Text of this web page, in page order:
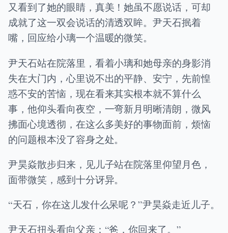
又看到了她的眼睛，真美！她虽不愿说话，可却
成就了这一双会说话的清透双眸。尹天石抿着
嘴，回应给小璃一个温暖的微笑。
尹天石站在院落里，看着小璃和她母亲的身影消
失在大门内，心里说不出的平静、安宁，先前惶
惑不安的苦恼，现在看来其实根本就不算什么
事，他仰头看向夜空，一弯新月明晰清朗，微风
拂面心境透彻，在这么多美好的事物面前，烦恼
的问题根本没了容身之处。
尹昊焱散步归来，见儿子站在院落里仰望月色，
面带微笑，感到十分讶异。
“天石，你在这儿发什么呆呢？”尹昊焱走近儿子。
尹天石扭头看向父亲：“爸，你回来了。”